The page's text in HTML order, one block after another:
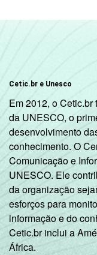
Cetic.br e Unesco
Em 2012, o
da UNESCO, o
desenvolvimento
conhecimento. O
Comunicação e
UNESCO. Ele
da organização
esforços para
informação e do
Cetic.br inclui a
África.